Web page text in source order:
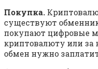
Покупка.
существуют
покупают цифровые
криптовалюту или за
обмен нужно